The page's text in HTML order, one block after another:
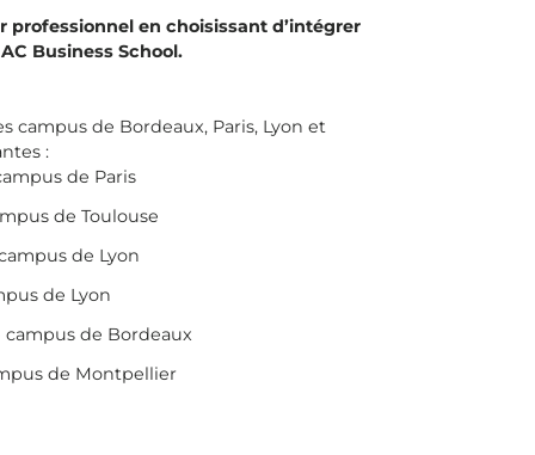
professionnel en choisissant d’intégrer
Business School.
campus de Bordeaux, Paris, Lyon et
:
de Paris
de Toulouse
de Lyon
de Lyon
de Bordeaux
de Montpellier